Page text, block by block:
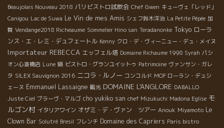
Beaujolais Nouveau 2018 パリビストロ試飲会 Chef Gwen キューヴェ「レッド」
Canigou Lac de Suwa Le Vin de mes Amis シェフ鈴木洋治 La Petite Pépée 加
賀 Vendange2018 Richeaume Sommelier Hino san Teradanonke Tokyo ローラ
ンス・エ・レミ・デュフェートル Kenny クロ・デ・ヴィーニュー・デュ・メイヌ
Importateur REBECCA エッフェル塔 Domaine Richaume 1998 Syrah パシ
オン心斎橋店 Lune 鍋 ビストロ・グランユイットゥ Patrimoine ヴァンサン・ガレ
タ SILEX Sauvignon 2016 ニコラ・ルノー コンコルド MOF ローラン・デュシ
ェーヌ Emmanuel Lassaigne 観光 DOMAINE L'ANGLORE DABALLO
Juste Ciel ブラーヴ・マルゴ cho yukiko san chef Mizukuchi Madona Eglise モ
ルゴン村 イタリアワイン オザミ・デ・ヴァン ツアー Anouk Miyamoto Le
Clown Bar Solutré Bresil フレンチ Domaine des Capriers Paris bistro